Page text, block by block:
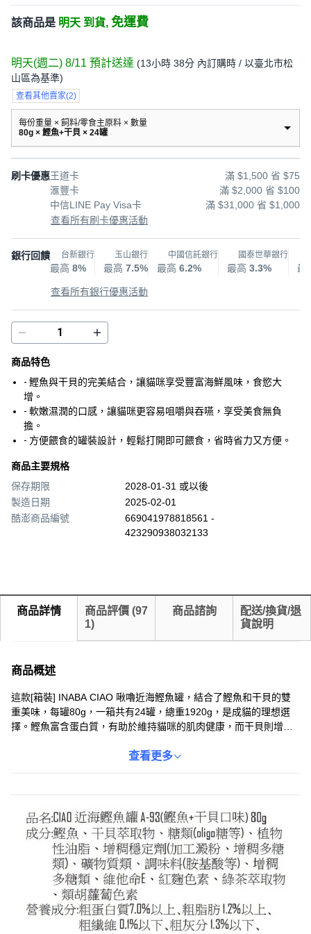
該商品是 明天 到貨, 免運費
明天(週二) 8/11 預計送達 (13小時 38分 內訂購時 / 以臺北市松
山區為基準)
查看其他賣家(2)
每份重量 × 飼料/零食主原料 × 數量
80g × 鰹魚+干貝 × 24罐
刷卡優惠王道卡
滿 $1,500 省 $75
滙豐卡
滿 $2,000 省 $100
中信LINE Pay Visa卡
滿 $31,000 省 $1,000
查看所有刷卡優惠活動
銀行回饋 台新銀行
最高 8%
玉山銀行
最高 7.5%
中國信託銀行
最高 6.2%
國泰世華銀行
最高 3.3% 最
查看所有銀行優惠活動
商品特色
- 鰹魚與干貝的完美結合，讓貓咪享受豐富海鮮風味，食慾大
增。
- 軟嫩濕潤的口感，讓貓咪更容易咀嚼與吞嚥，享受美食無負
擔。
- 方便餵食的罐裝設計，輕鬆打開即可餵食，省時省力又方便。
商品主要規格
保存期限
2028-01-31 或以後
製造日期
2025-02-01
酷澎商品編號
669041978818561 -
423290938032133
商品詳情 商品評價 (97
1)
商品諮詢
配送/換貨/退
貨說明
商品概述
這款[箱裝] INABA CIAO 啾嚕近海鰹魚罐，結合了鰹魚和干貝的雙
重美味，每罐80g，一箱共有24罐，總重1920g，是成貓的理想選
擇。鰹魚富含蛋白質，有助於維持貓咪的肌肉健康，而干貝則增添
充貓咪所需的水分，有助於維持泌尿系統的健康。獨立包裝方便餵
查看更多